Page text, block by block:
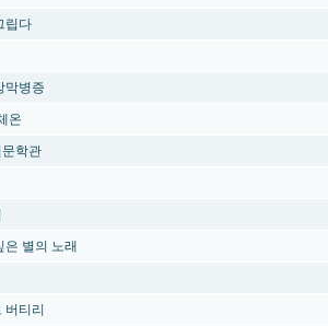
립다
막병증
온
학관
은 별의 노래
버티리